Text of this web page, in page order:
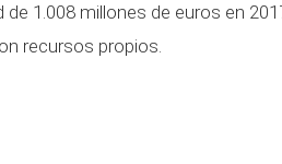
1.008 millones de euros en
recursos propios.